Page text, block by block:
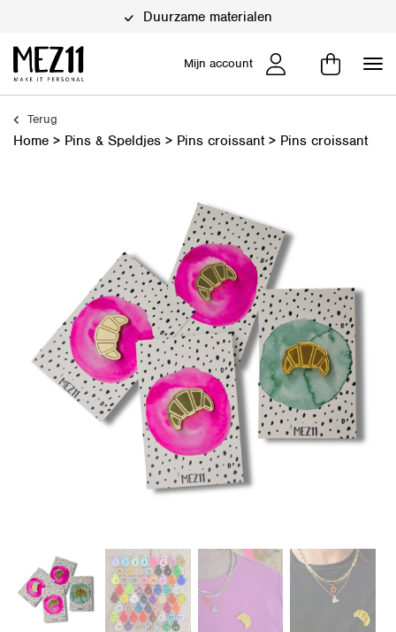
Duurzame materialen
Mijn account
Terug
Home > Pins & Speldjes > Pins croissant> Pins croissant